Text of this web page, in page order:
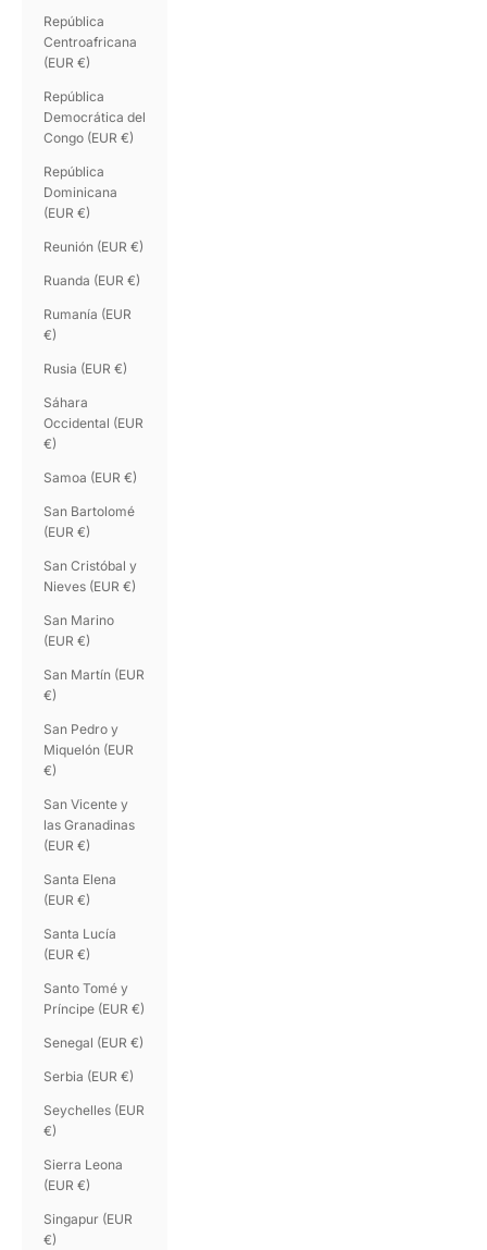
República
Centroafricana
(EUR €)
República
Democrática del
Congo (EUR €)
República
Dominicana
(EUR €)
Reunión (EUR €)
Ruanda (EUR €)
Rumanía (EUR
€)
Rusia (EUR €)
Sáhara
Occidental (EUR
€)
Samoa (EUR €)
San Bartolomé
(EUR €)
San Cristóbal y
Nieves (EUR €)
San Marino
(EUR €)
San Martín (EUR
€)
San Pedro y
Miquelón (EUR
€)
San Vicente y
las Granadinas
(EUR €)
Santa Elena
(EUR €)
Santa Lucía
(EUR €)
Santo Tomé y
Príncipe (EUR €)
Senegal (EUR €)
Serbia (EUR €)
Seychelles (EUR
€)
Sierra Leona
(EUR €)
Singapur (EUR
€)